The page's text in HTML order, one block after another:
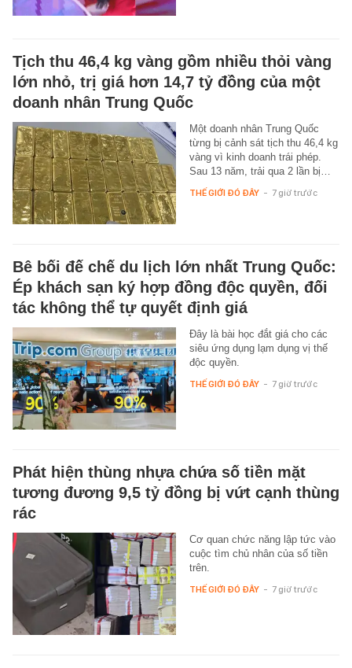
Tịch thu 46,4 kg vàng gồm nhiều thỏi vàng
lớn nhỏ, trị giá hơn 14,7 tỷ đồng của một
doanh nhân Trung Quốc
Một doanh nhân Trung Quốc
từng bị cảnh sát tịch thu 46,4 kg
vàng vì kinh doanh trái phép.
Sau 13 năm, trải qua 2 lần bị…
THẾ GIỚI ĐÓ ĐÂY - 7 giờ trước
Bê bối đế chế du lịch lớn nhất Trung Quốc:
Ép khách sạn ký hợp đồng độc quyền, đối
tác không thể tự quyết định giá
Đây là bài học đắt giá cho các
siêu ứng dụng lạm dụng vị thế
độc quyền.
THẾ GIỚI ĐÓ ĐÂY - 7 giờ trước
Phát hiện thùng nhựa chứa số tiền mặt
tương đương 9,5 tỷ đồng bị vứt cạnh thùng
rác
Cơ quan chức năng lập tức vào
cuộc tìm chủ nhân của số tiền
trên.
THẾ GIỚI ĐÓ ĐÂY - 7 giờ trước